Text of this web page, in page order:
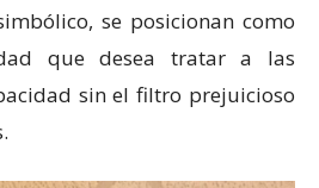
se posicionan como
que desea tratar a las
sin el filtro prejuicioso